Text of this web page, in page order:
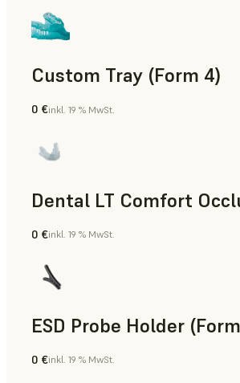
Custom Tray (Form 4)
Zahnmedizin
0 €inkl. 19 % MwSt.
Zahnmedizin
0 €inkl. 19 % MwSt.
ESD Probe Holder
Technik
0 €inkl. 19 % MwSt.